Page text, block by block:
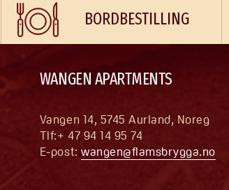
BORDBESTILLING
WANGEN APARTMENTS
Vangen 14, 5745 Aurland, Noreg
Tlf:+ 47 94 14 95 74
E-post: wangen@flamsbrygga.no